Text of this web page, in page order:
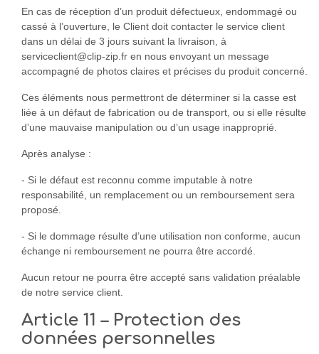
En cas de réception d’un produit défectueux, endommagé ou
cassé à l’ouverture, le Client doit contacter le service client
dans un délai de 3 jours suivant la livraison, à
serviceclient@clip-zip.fr en nous envoyant un message
accompagné de photos claires et précises du produit concerné.
Ces éléments nous permettront de déterminer si la casse est
liée à un défaut de fabrication ou de transport, ou si elle résulte
d’une mauvaise manipulation ou d’un usage inapproprié.
Après analyse :
- Si le défaut est reconnu comme imputable à notre
responsabilité, un remplacement ou un remboursement sera
proposé.
- Si le dommage résulte d’une utilisation non conforme, aucun
échange ni remboursement ne pourra être accordé.
Aucun retour ne pourra être accepté sans validation préalable
de notre service client.
Article 11 – Protection des
données personnelles